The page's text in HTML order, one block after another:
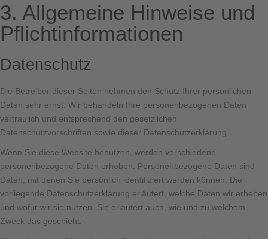
3. Allgemeine Hinweise und
Pflicht­informationen
Datenschutz
Die Betreiber dieser Seiten nehmen den Schutz Ihrer persönlichen
Daten sehr ernst. Wir behandeln Ihre personenbezogenen Daten
vertraulich und entsprechend den gesetzlichen
Datenschutzvorschriften sowie dieser Datenschutzerklärung.
Wenn Sie diese Website benutzen, werden verschiedene
personenbezogene Daten erhoben. Personenbezogene Daten sind
Daten, mit denen Sie persönlich identifiziert werden können. Die
vorliegende Datenschutzerklärung erläutert, welche Daten wir erheben
und wofür wir sie nutzen. Sie erläutert auch, wie und zu welchem
Zweck das geschieht.